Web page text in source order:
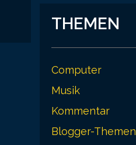
THEMEN
Computer
Musik
Kommentar
Blogger-Themen